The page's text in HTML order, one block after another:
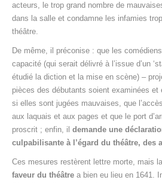
acteurs, le trop grand nombre de
dans la salle et condamne les infamies
théâtre.
De même, il préconise : que les
capacité (qui serait délivré à l’issue d’un
étudié la diction et la mise en scène) –
pièces des débutants soient examinées et
si elles sont jugées mauvaises, que
aux laquais et aux pages et que le port
proscrit ; enfin, il demande une
culpabilisante à l’égard du théâtre, des
Ces mesures restèrent lettre morte, mais la
faveur du théâtre a bien eu lieu en 1641.